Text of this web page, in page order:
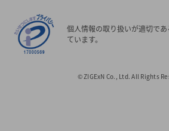
個人情報の取り扱いが適切で
ています。
© ZIGExN Co., Ltd. All Rights